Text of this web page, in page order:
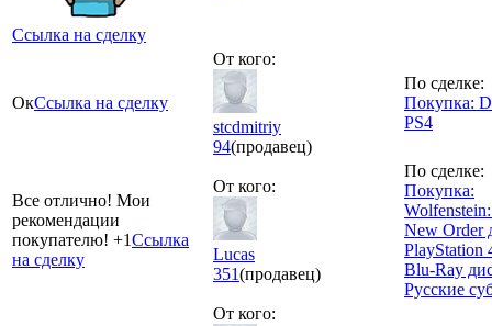
Ссылка на сделку
ОкСсылка на сделку
От кого:
stcdmitriy
94(продавец)
По сделке:
Покупка:
PS4
Все отлично! Мои
рекомендации
покупателю! +1Ссылка
на сделку
От кого:
Lucas
351(продавец)
По сделке:
Покупка:
New Order
PlayStation
Blu-Ray
Русские
От кого: